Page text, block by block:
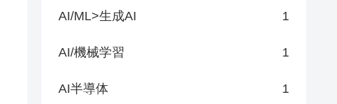
AI/ML>生成AI 1
AI/機械学習 1
AI半導体 1